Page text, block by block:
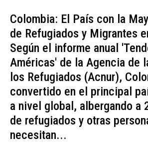
Colombia: El País con la
de Refugiados y Migrantes
Según el informe anual
Américas' de la Agencia de
los Refugiados (Acnur),
convertido en el principal
a nivel global, albergando a
de refugiados y otras
necesitan...